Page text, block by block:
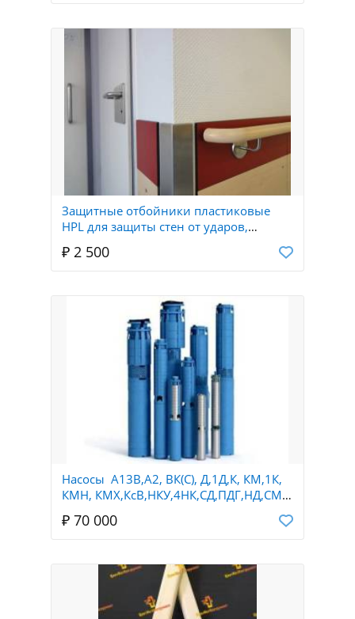
Защитные отбойники пластиковые
HPL для защиты стен от ударов,
₽ 2 500
Насосы А13В,А2, ВК(С), Д,1Д,К, КМ,1К,
КМН, КМХ,КсВ,НКУ,4НК,СД,ПДГ,НД,СМ,
₽ 70 000